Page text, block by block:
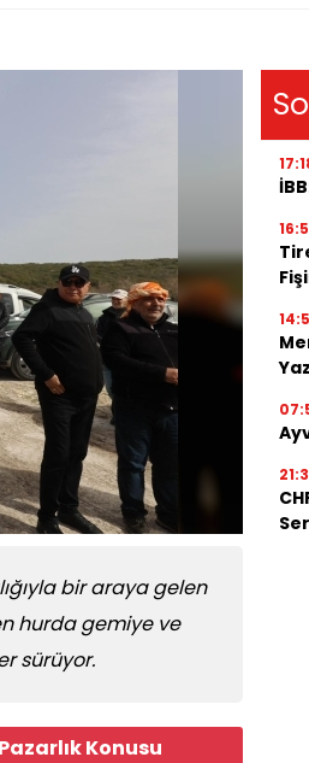
bir araya gelen
hurda gemiye ve
sürüyor.
Konusu